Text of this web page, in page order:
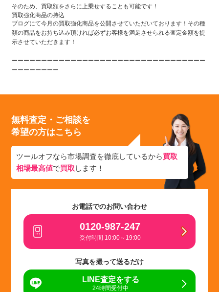
そのため、買取額をさらに上乗せすることも可能です！
買取強化商品の持込
ブログにて今月の買取強化商品を公開させていただいております！その種
類の商品をお持ち込み頂ければ必ずお客様を満足させられる査定金額を提
示させていただきます！
ーーーーーーーーーーーーーーーーーーーーーーーーーーーーーーーーー
ーーーーーーーー
無料査定・ご相談を
希望の方はこちら
ツールオフなら市場調査を徹底しているから買取
相場最高値で買取 します！
お電話でのお問い合わせ
0120-987-247
受付時間 10:00～19:00
写真を撮って送るだけ
LINE査定をする
24時間受付中